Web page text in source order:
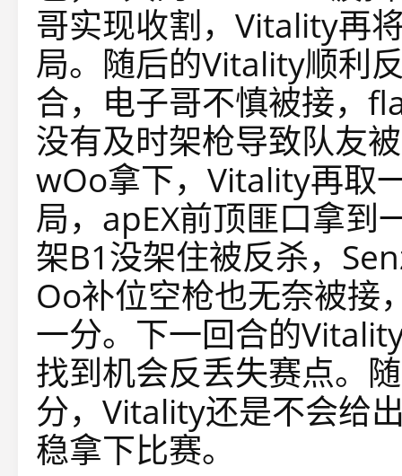
哥实现收割，Vitality再
局。随后的Vitality顺利
合，电子哥不慎被接，
没有及时架枪导致队友
wOo拿下，Vitality再取
局，apEX前顶匪口拿到
架B1没架住被反杀，
Oo补位空枪也无奈被接
一分。下一回合的
找到机会反丢失赛点。
分，Vitality还是不会给
稳拿下比赛。